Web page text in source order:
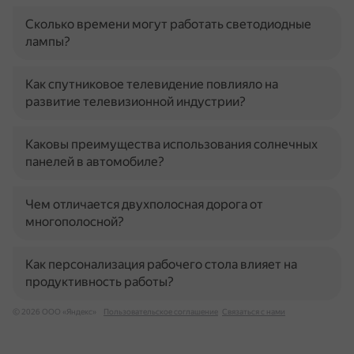
Сколько времени могут работать светодиодные
лампы?
Как спутниковое телевидение повлияло на
развитие телевизионной индустрии?
Каковы преимущества использования солнечных
панелей в автомобиле?
Чем отличается двухполосная дорога от
многополосной?
Как персонализация рабочего стола влияет на
продуктивность работы?
© 2026 ООО «Яндекс» Пользовательское соглашение Связаться с нами